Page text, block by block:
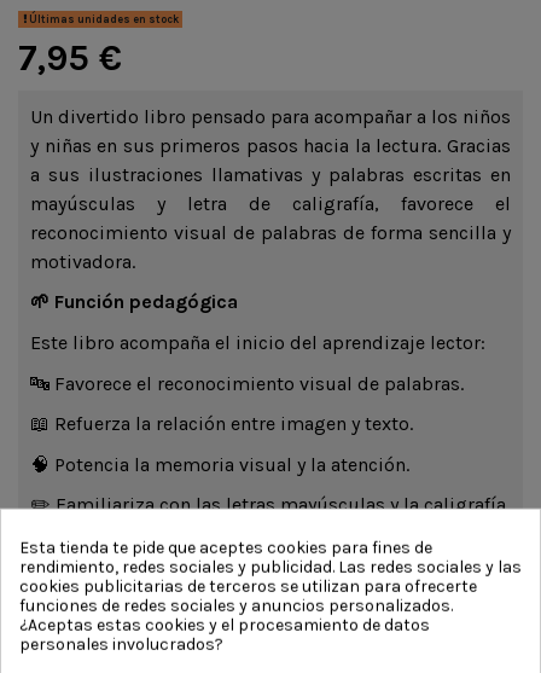
Últimas unidades en stock
7,95 €
Un divertido libro pensado para acompañar a los niños
y niñas en sus primeros pasos hacia la lectura. Gracias
a sus ilustraciones llamativas y palabras escritas en
mayúsculas y letra de caligrafía, favorece el
reconocimiento visual de palabras de forma sencilla y
motivadora.
🌱 Función pedagógica
Este libro acompaña el inicio del aprendizaje lector:
🔤 Favorece el reconocimiento visual de palabras.
📖 Refuerza la relación entre imagen y texto.
🧠 Potencia la memoria visual y la atención.
✏️ Familiariza con las letras mayúsculas y la caligrafía.
💬 Amplía el vocabulario de forma progresiva.
🌟 Refuerza la confianza y la motivación hacia la
lectura.
Esta tienda te pide que aceptes cookies para fines de
rendimiento, redes sociales y publicidad. Las redes sociales y las
cookies publicitarias de terceros se utilizan para ofrecerte
funciones de redes sociales y anuncios personalizados.
¿Aceptas estas cookies y el procesamiento de datos
personales involucrados?